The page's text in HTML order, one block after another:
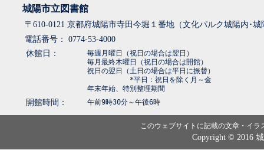
城陽市立図書館
〒610-0121 京都府城陽市寺田今堀１番地（文化パルク城陽内･
電話番号： 0774-53-4000
休館日：
毎週月曜日（祝日の場合は翌日）
毎月最終木曜日（祝日の場合は開館）
祝日の翌日（土日の場合は平日に振替）
*平日：祝日を除く月～金
年末年始、特別整理期間
開館時間： 午前9時30分～午後6時
このウェブサイトに記載の文章・イ
Copyright © 2016